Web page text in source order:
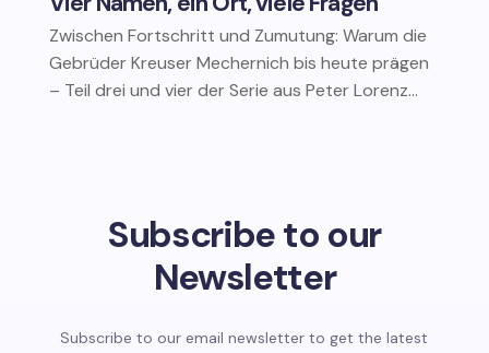
Zwischen Fortschritt und Zumutung: Warum die
Gebrüder Kreuser Mechernich bis heute prägen
– Teil drei und vier der Serie aus Peter Lorenz...
Subscribe to our
Newsletter
Subscribe to our email newsletter to get the latest